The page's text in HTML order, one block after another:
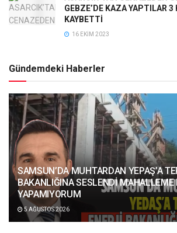
GEBZE’DE KAZA YAPTILAR 3
KAYBETTİ
16 EKIM 2023
Gündemdeki Haberler
SAMSUN’DA MUHTARDAN YEPAŞ’A
BAKANLIĞINA SESLENDİ
YAPAMIYORUM
5 AĞUSTOS 2026